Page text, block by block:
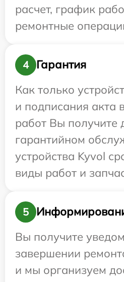
расчет, график
ремонтные
4
Гарантия
Как только
и подписания акта
работ Вы получите
гарантийном
устройства Kyvol
виды работ и
5
Вы получите
завершении
и мы организуем